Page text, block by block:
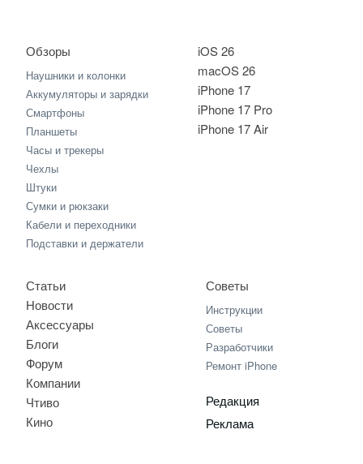
iOS 26
macOS 26
iPhone 17
iPhone 17 Pro
iPhone 17 Air
Обзоры
Наушники и колонки
Аккумуляторы и зарядки
Смартфоны
Планшеты
Часы и трекеры
Чехлы
Штуки
Сумки и рюкзаки
Кабели и переходники
Подставки и держатели
Статьи
Новости
Аксессуары
Блоги
Форум
Компании
Чтиво
Кино
Советы
Инструкции
Советы
Разработчики
Ремонт iPhone
Редакция
Реклама